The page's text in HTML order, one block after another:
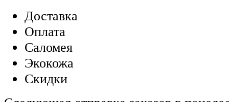
Доставка
Оплата
Саломея
Экокожа
Скидки